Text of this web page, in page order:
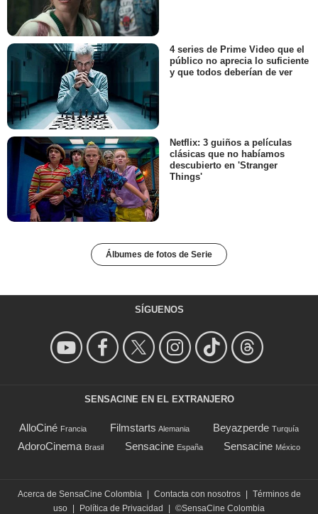
4 series de Prime Video que el
público no aprecia lo suficiente
y que todos deberían de ver
Netflix: 3 guiños a películas
clásicas que no habíamos
descubierto en 'Stranger
Things'
Álbumes de fotos de Serie
SÍGUENOS
SENSACINE EN EL EXTRANJERO
AlloCiné Francia Filmstarts Alemania Beyazperde Turquía
AdoroCinema Brasil Sensacine España Sensacine México
Acerca de SensaCine Colombia Contacta con nosotros
Términos de
uso
Política de Privacidad ©SensaCine Colombia